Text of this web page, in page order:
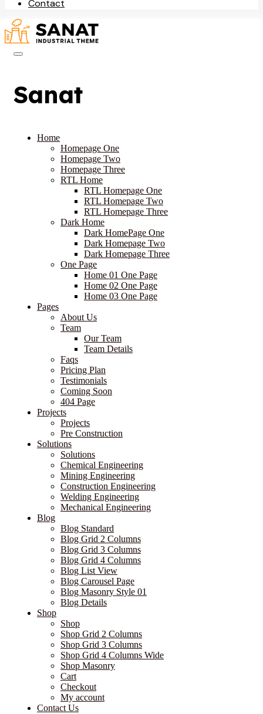
Contact
Sanat
Home
Homepage One
Homepage Two
Homepage Three
RTL Home
RTL Homepage One
RTL Homepage Two
RTL Homepage Three
Dark Home
Dark HomePage One
Dark Homepage Two
Dark Homepage Three
One Page
Home 01 One Page
Home 02 One Page
Home 03 One Page
Pages
About Us
Team
Our Team
Team Details
Faqs
Pricing Plan
Testimonials
Coming Soon
404 Page
Projects
Projects
Pre Construction
Solutions
Solutions
Chemical Engineering
Mining Engineering
Construction Engineering
Welding Engineering
Mechanical Engineering
Blog
Blog Standard
Blog Grid 2 Columns
Blog Grid 3 Columns
Blog Grid 4 Columns
Blog List View
Blog Carousel Page
Blog Masonry Style 01
Blog Details
Shop
Shop
Shop Grid 2 Columns
Shop Grid 3 Columns
Shop Grid 4 Columns Wide
Shop Masonry
Cart
Checkout
My account
Contact Us